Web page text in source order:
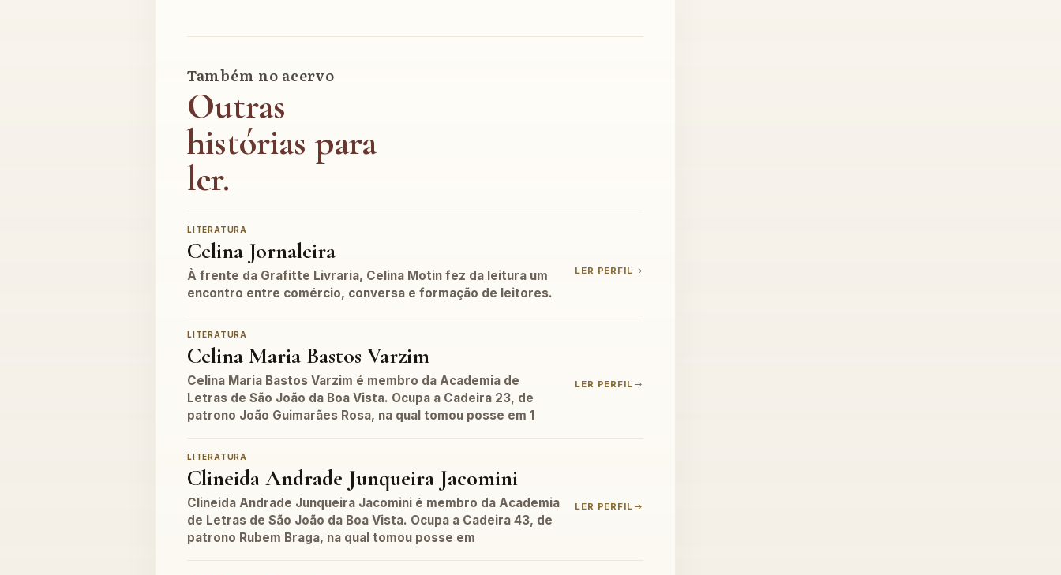
Também no acervo
Outras
histórias para
ler.
LITERATURA
Celina Jornaleira
À frente da Grafitte Livraria, Celina Motin fez da leitura um
encontro entre comércio, conversa e formação de leitores.
LER PERFIL
LITERATURA
Celina Maria Bastos Varzim
Celina Maria Bastos Varzim é membro da Academia de
Letras de São João da Boa Vista. Ocupa a Cadeira 23, de
patrono João Guimarães Rosa, na qual tomou posse em 1
LER PERFIL
LITERATURA
Clineida Andrade Junqueira Jacomini
Clineida Andrade Junqueira Jacomini é membro da Academia
de Letras de São João da Boa Vista. Ocupa a Cadeira 43, de
patrono Rubem Braga, na qual tomou posse em
LER PERFIL